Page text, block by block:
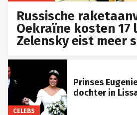
Russische
Oekraïne kosten 17
Zelensky eist meer
CELEBS
Prinses
dochter in